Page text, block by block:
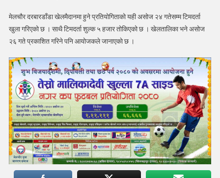
हुने
मेलचौर दरबारडाँडा खेलमैदानमा हुने प्रतियोगिताको यही असोज २४ गतेसम्म टिमदर्ता
खुला गरिएको छ । साथै टिमदर्ता शुल्क ५ हजार तोकिएको छ । खेलतालिका भने असोज
२६ गते प्रकाशित गरिने पनि आयोजकले जानाएकाे छ ।